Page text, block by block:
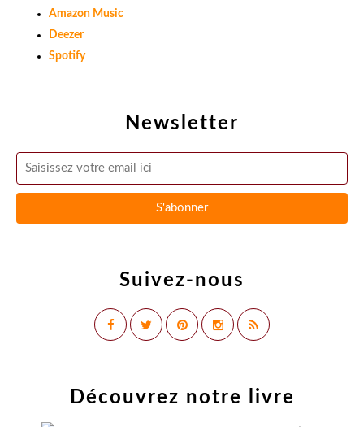
Newsletter
Suivez-nous
Amazon Music
Deezer
Spotify
Découvrez notre livre